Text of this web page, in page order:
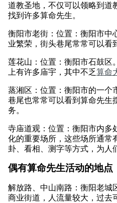
道教圣地，不仅可以领略到道
找到许多算命先生。
衡阳市老街：位置：衡阳市中
业繁荣，街头巷尾常常可以看
莲花山：位置：衡阳市石鼓区
上有许多庙宇，其中不乏算命
蒸湘区：位置：衡阳市的一个
巷尾也常常可以看到算命先生
务。
寺庙道观：位置：衡阳市内多
化的重要场所，这些场所通常
卦、看相、测字等方式，为人
偶有算命先生活动的地点
解放路、中山南路：衡阳老城
商业街道，人流量较大，过去